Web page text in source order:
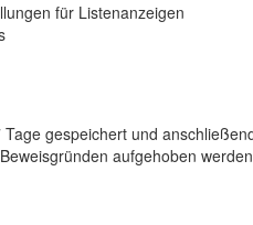
für Listenanzeigen
gespeichert und
aufgehoben